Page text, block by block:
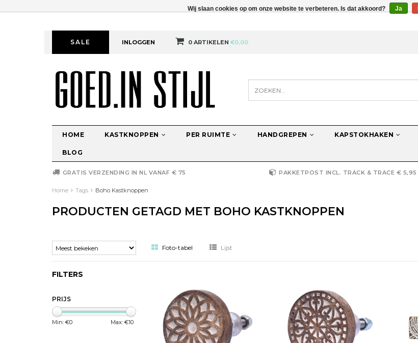
SALE INLOGGEN 0 ARTIKELEN €0,00
HOME KASTKNOPPEN PER RUIMTE HANDGREPEN KAPSTOKHAKEN
BLOG
GRATIS VERZENDING IN NL VANAF € 75 PAKKETPOST INCL. TRACK & TRACE € 5,95
Home Tags Boho Kastknoppen
PRODUCTEN GETAGD MET BOHO KASTKNOPPEN
Foto-tabel Lijst
FILTERS
PRIJS
Min: €0 Max: €10
Wij slaan cookies op om onze website te verbeteren. Is dat akkoord? Ja